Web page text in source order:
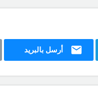
أرسل بالبريد